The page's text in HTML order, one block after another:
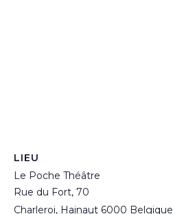
LIEU
Le Poche Théâtre
Rue du Fort, 70
Charleroi, Hainaut 6000 Belgique